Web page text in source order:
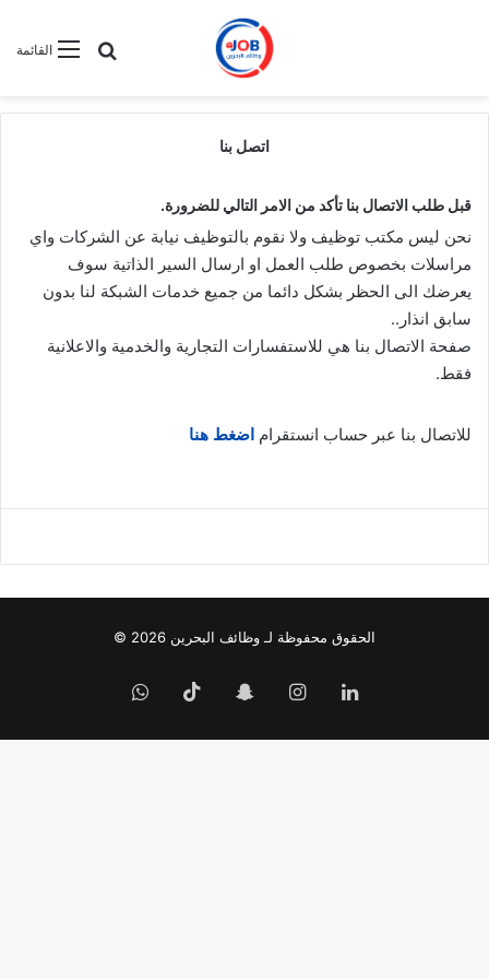
القائمةبحث عن
اتصل بنا
قبل طلب الاتصال بنا تأكد من الامر التالي للضرورة.
نحن ليس مكتب توظيف ولا نقوم بالتوظيف نيابة عن الشركات واي
مراسلات بخصوص طلب العمل او ارسال السير الذاتية سوف
يعرضك الى الحظر بشكل دائما من جميع خدمات الشبكة لنا بدون
سابق انذار..
صفحة الاتصال بنا هي للاستفسارات التجارية والخدمية والاعلانية
فقط.
للاتصال بنا عبر حساب انستقرام اضغط هنا
الحقوق محفوظة لـ وظائف البحرين 2026 ©
لينكدإنانستقرامسناب
تشات
‫TikTokواتساب